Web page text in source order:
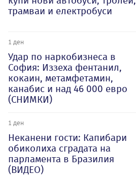
трамваи и електробуси
1 ден
Удар по наркобизнеса в
София: Иззеха фентанил,
кокаин, метамфетамин,
канабис и над 46 000 евро
(СНИМКИ)
1 ден
Неканени гости: Капибари
обиколиха сградата на
парламента в Бразилия
(ВИДЕО)